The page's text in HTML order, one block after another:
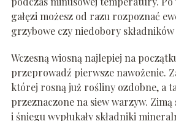
gałęzi możesz od razu rozpoznać
grzybowe czy niedobory
Wczesną wiosną najlepiej na
przeprowadź pierwsze nawożenie.
której rosną już rośliny ozdobne, a
przeznaczone na siew warzyw.
i śniegu wypłukały składniki